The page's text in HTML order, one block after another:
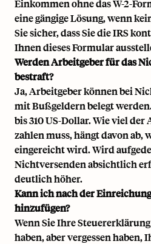
Einkommen ohne das W-2-
eine gängige Lösung, wenn
Sie sicher, dass Sie die IRS
Ihnen dieses Formular
Werden Arbeitgeber für das
bestraft?
Ja, Arbeitgeber können bei
mit Bußgeldern belegt
bis 310 US-Dollar. Wie viel der
zahlen muss, hängt davon ab,
eingereicht wird. Wird
Nichtversenden absichtlich
deutlich höher.
Kann ich nach der
hinzufügen?
Wenn Sie Ihre
haben, aber vergessen haben,